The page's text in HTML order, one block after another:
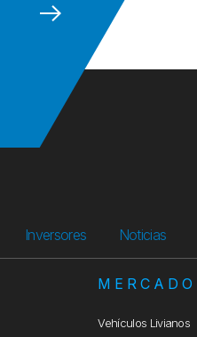
Inversores Noticias
Vehículos Livianos